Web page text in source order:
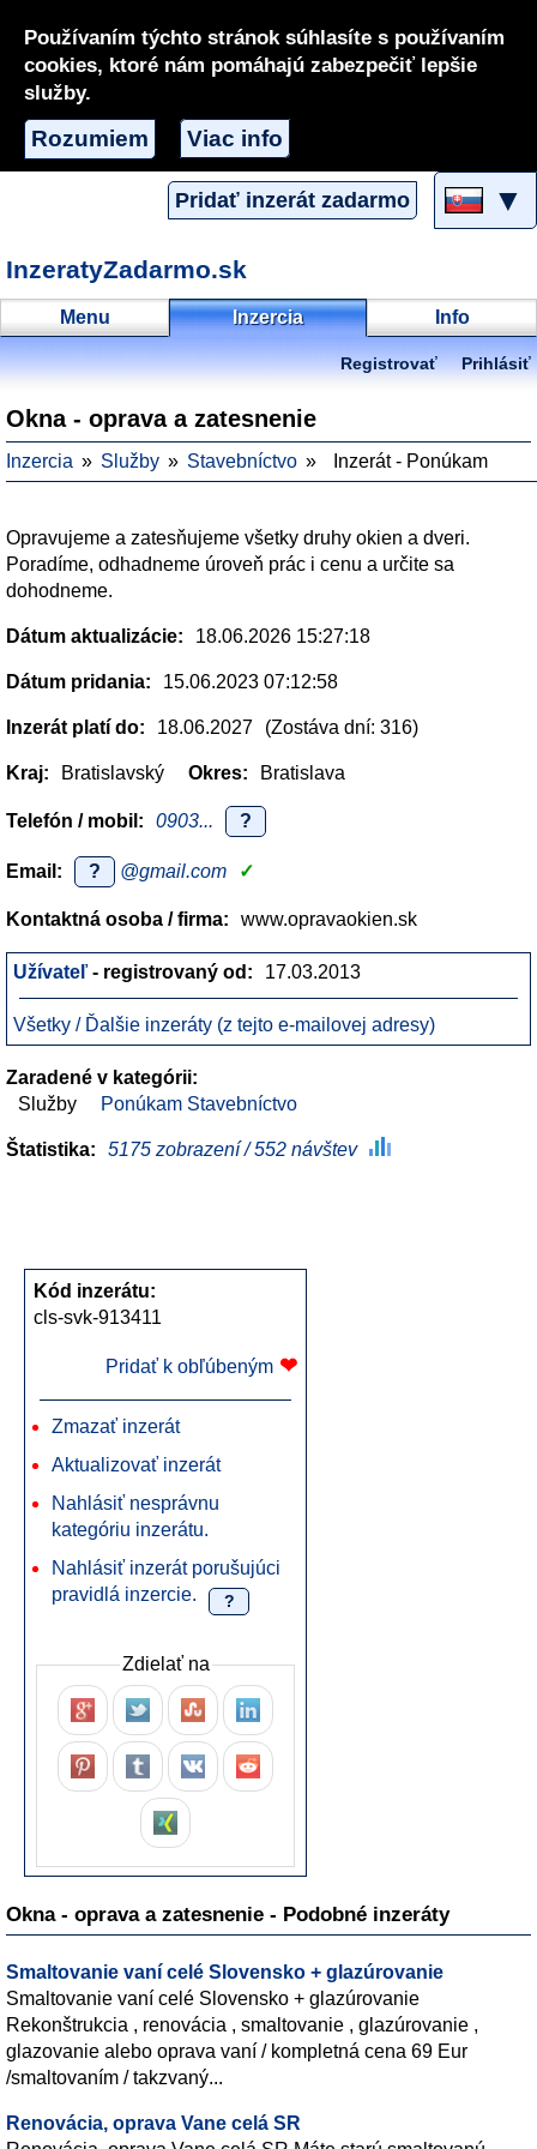
Používaním týchto stránok súhlasíte s používaním
cookies, ktoré nám pomáhajú zabezpečiť lepšie
služby.
Rozumiem Viac info
Pridať inzerát zadarmo ▼
InzeratyZadarmo.sk
Menu Inzercia Info
Registrovať Prihlásiť
Okna - oprava a zatesnenie
Inzercia Služby Stavebníctvo Inzerát - Ponúkam
Opravujeme a zatesňujeme všetky druhy okien a dveri.
Poradíme, odhadneme úroveň prác i cenu a určite sa
dohodneme.
Dátum aktualizácie: 18.06.2026 15:27:18
Dátum pridania: 15.06.2023 07:12:58
Inzerát platí do: 18.06.2027 (Zostáva dní: 316)
Kraj: Bratislavský Okres: Bratislava
Telefón / mobil: 0903... ?
Email: ? @gmail.com ✓
Kontaktná osoba / firma: www.opravaokien.sk
Užívateľ- registrovaný od: 17.03.2013
Všetky / Ďalšie inzeráty (z tejto e-mailovej adresy)
Zaradené v kategórii:
Služby
Ponúkam Stavebníctvo
Štatistika: 5175 zobrazení / 552 návštev
Kód inzerátu:
cls-svk-913411
Pridať k obľúbeným ❤
Zmazať inzerát
Aktualizovať inzerát
Nahlásiť nesprávnu
kategóriu inzerátu.
Nahlásiť inzerát porušujúci
pravidlá inzercie.
?
Zdielať na
Okna - oprava a zatesnenie - Podobné inzeráty
Smaltovanie vaní celé Slovensko + glazúrovanie
Smaltovanie vaní celé Slovensko + glazúrovanie
Rekonštrukcia , renovácia , smaltovanie , glazúrovanie ,
glazovanie alebo oprava vaní / kompletná cena 69 Eur
/smaltovaním / takzvaný...
Renovácia, oprava Vane celá SR